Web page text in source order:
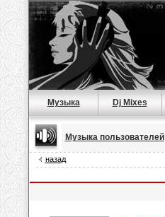
Музыка Dj Mixes
Музыка пользователей
назад